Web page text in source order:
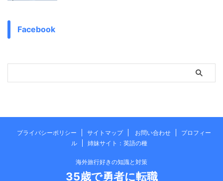
Facebook
プライバシーポリシー サイトマップ お問い合わせ
プロフィー
ル
姉妹サイト：英語の種
海外旅行好きの知識と対策
35歳で勇者に転職